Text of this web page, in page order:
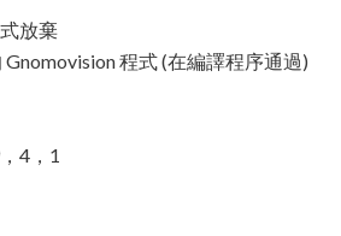
放棄
Gnomovision 程式 (在編譯程序通過)
4，1